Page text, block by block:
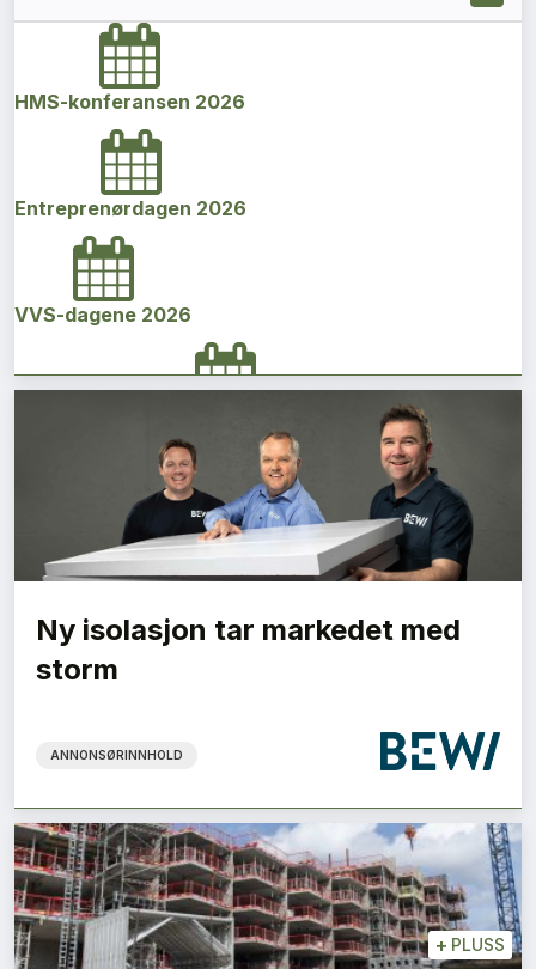
HMS-konferansen 2026
Entreprenørdagen 2026
VVS-dagene 2026
Norges bygg- og eiendomskonferanse 2026
Vi Bygger Vestland 2026
Byggenæringens Klimakonferanse 2026
Ny isolasjon tar markedet med
storm
ANNONSØRINNHOLD
+ PLUSS